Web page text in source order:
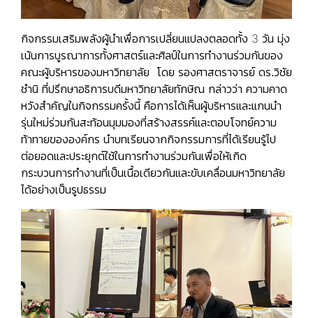
กิจกรรมเสริมพลังผู้นำเพื่อการเปลี่ยนแปลงตลอดทั้ง 3 วัน มุ่ง
เน้นการบูรณาการทั้งศาสตร์และศิลป์ในการทำงานร่วมกันของ
คณะผู้บริหารของมหาวิทยาลัย โดย รองศาสตราจารย์ ดร.วิชัย
ชำนิ ที่ปรึกษาอธิการบดีมหาวิทยาลัยทักษิณ กล่าวว่า ความคาด
หวังสำคัญในกิจกรรมครั้งนี้ คือการได้เห็นผู้บริหารและแกนนำ
รุ่นใหม่ร่วมกันสะท้อนมุมมองที่สร้างสรรค์และตอบโจทย์ความ
ท้าทายขององค์กร นำบทเรียนจากกิจกรรมการที่ได้เรียนรู้ไป
ต่อยอดและประยุกต์ใช้ในการทำงานร่วมกันเพื่อให้เกิด
กระบวนการทำงานที่เป็นเนื้อเดียวกันและขับเคลื่อนมหาวิทยาลัย
ได้อย่างเป็นรูปธรรม